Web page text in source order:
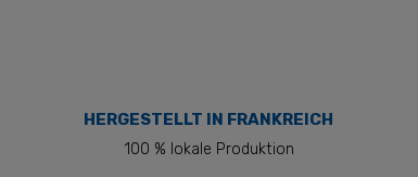
HERGESTELLT IN FRANKREICH
100 % lokale Produktion